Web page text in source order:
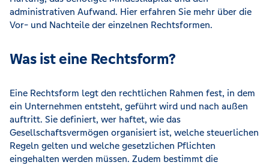
administrativen Aufwand. Hier erfahren Sie mehr über die
Vor- und Nachteile der einzelnen Rechtsformen.
Was ist eine Rechtsform?
Eine Rechtsform legt den rechtlichen Rahmen fest, in dem
ein Unternehmen entsteht, geführt wird und nach außen
auftritt. Sie definiert, wer haftet, wie das
Gesellschaftsvermögen organisiert ist, welche steuerlichen
Regeln gelten und welche gesetzlichen Pflichten
eingehalten werden müssen. Zudem bestimmt die